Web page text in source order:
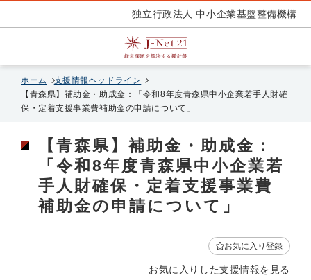
独立行政法人 中小企業基盤整備機構
ホーム
支援情報ヘッドライン
【青森県】補助金・助成金：「令和8年度青森県中小企業若手人財確
保・定着支援事業費補助金の申請について」
【青森県】補助金・助成金：
「令和8年度青森県中小企業若
手人財確保・定着支援事業費
補助金の申請について」
お気に入り登録
お気に入りした支援情報を見る